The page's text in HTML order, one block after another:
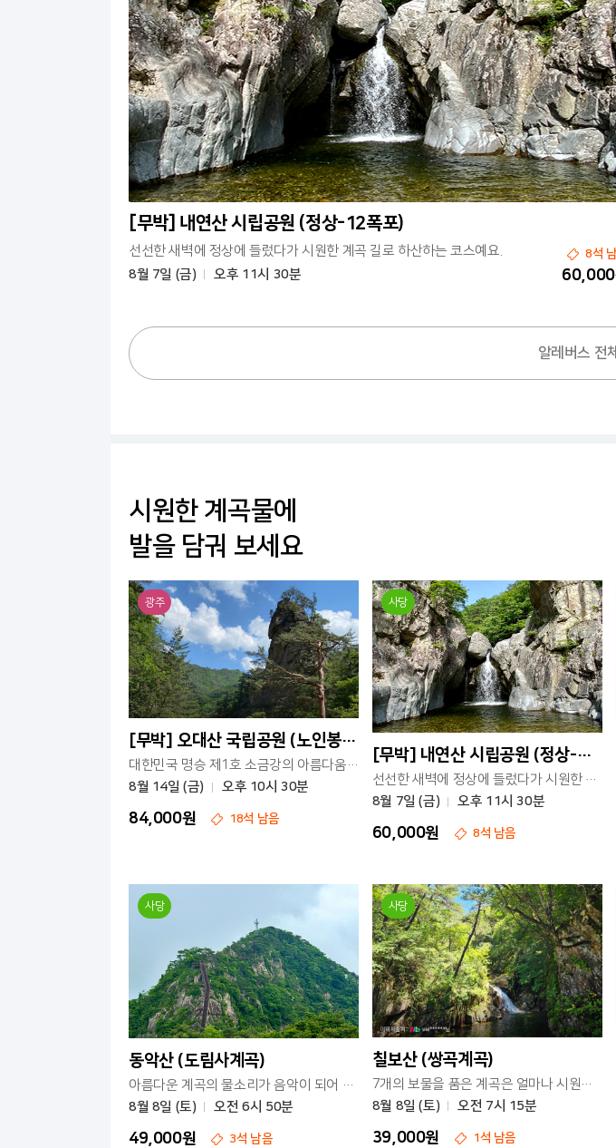
[무박] 내연산 시립공원 (정상-12폭포)
선선한 새벽에 정상에 들렀다가 시원한 계곡 길로 하산하는 코스예요.
8월 7일 (금)
오후 11시 30분 60,000
8석
알레버스 전
시원한 계곡물에
발을 담궈 보세요
광주
[무박] 오대산 국립공원 (노인봉-소금강)
대한민국 명승 제1호 소금강의 아름다움을 만나세요
8월 14일 (금)
오후 10시 30분
84,000원 18석 남음
사당
[무박] 내연산 시립공원 (정상-12폭포)
선선한 새벽에 정상에 들렀다가 시원한 계곡 길로 하산하는 코스예요.
8월 7일 (금)
오후 11시 30분
60,000원 8석 남음
사당
동악산 (도림사계곡)
아름다운 계곡의 물소리가 음악이 되어 흐르는 산
8월 8일 (토)
오전 6시 50분
49,000원 3석 남음
사당
칠보산 (쌍곡계곡)
7개의 보물을 품은 계곡은 얼마나 시원할까요?
8월 8일 (토)
오전 7시 15분
39,000원 1석 남음